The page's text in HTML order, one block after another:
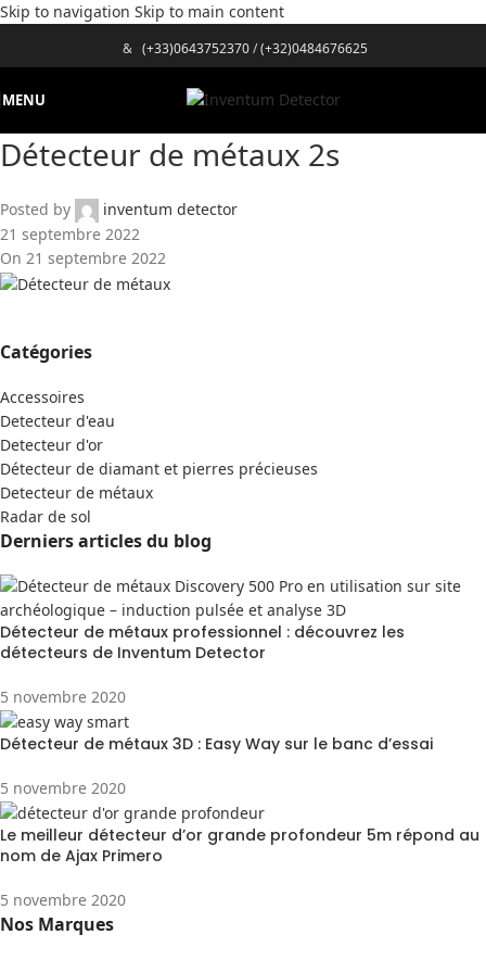
Skip to navigation Skip to main content
& (+33)0643752370/(+32)0484676625
MENU
Détecteur de métaux 2s
Posted by
inventum detector
21 septembre 2022
On 21 septembre 2022
Catégories
Accessoires
Detecteur d'eau
Detecteur d'or
Détecteur de diamant et pierres précieuses
Detecteur de métaux
Radar de sol
Derniers articles du blog
Détecteur de métaux professionnel : découvrez les
détecteurs de Inventum Detector
5 novembre 2020
Détecteur de métaux 3D : Easy Way sur le banc d’essai
5 novembre 2020
Le meilleur détecteur d’or grande profondeur 5m répond au
nom de Ajax Primero
5 novembre 2020
Nos Marques